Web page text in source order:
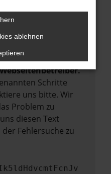
nicht nur ein
Funktionen nicht
Schritte
uns bitte. Wir
Problem zu
diesen Text
Fehlersuche zu
ablehnen